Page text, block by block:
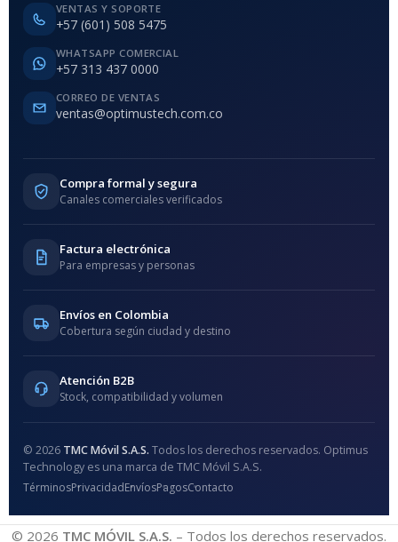
VENTAS Y SOPORTE
+57 (601) 508 5475
WHATSAPP COMERCIAL
+57 313 437 0000
CORREO DE VENTAS
ventas@optimustech.com.co
Compra formal y segura
Canales comerciales verificados
Factura electrónica
Para empresas y personas
Envíos en Colombia
Cobertura según ciudad y destino
Atención B2B
Stock, compatibilidad y volumen
© 2026 TMC Móvil S.A.S. Todos los derechos reservados. Optimus
Technology es una marca de TMC Móvil S.A.S.
TérminosPrivacidadEnvíosPagosContacto
© 2026 TMC MÓVIL S.A.S. – Todos los derechos reservados.